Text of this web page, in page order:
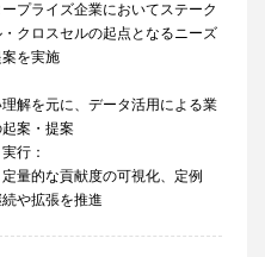
プライズ企業においてステーク
クロスセルの起点となるニーズ
を実施
解を元に、データ活用による業
案・提案
行：
量的な貢献度の可視化、定例
や拡張を推進